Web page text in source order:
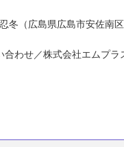
冬（広島県広島市安佐南区
合わせ／株式会社エムプ